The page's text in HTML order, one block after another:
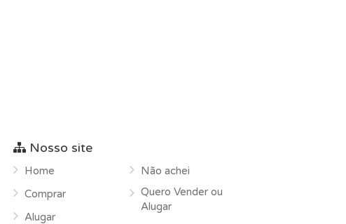
Nosso site
Home
Comprar
Alugar
Não achei
Quero Vender ou
Alugar